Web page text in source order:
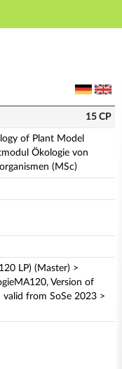
of Plant
15 CP
of Plant Model
Ökologie von
(MSc)
LP) (Master) >
Version of
from SoSe 2023 >